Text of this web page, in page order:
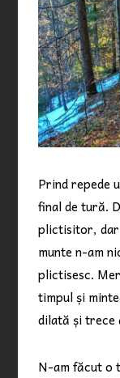
Prind repede
final de tură.
plictisitor, dar
munte n-am
plictisesc.
timpul și
dilată și trece
N-am făcut o